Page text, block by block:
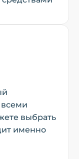
выбрать
именно